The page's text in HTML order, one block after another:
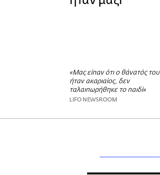
«Μας είπαν ότι ο θάνατός του
ήταν ακαριαίος, δεν
ταλαιπωρήθηκε το παιδί»
LIFO NEWSROOM